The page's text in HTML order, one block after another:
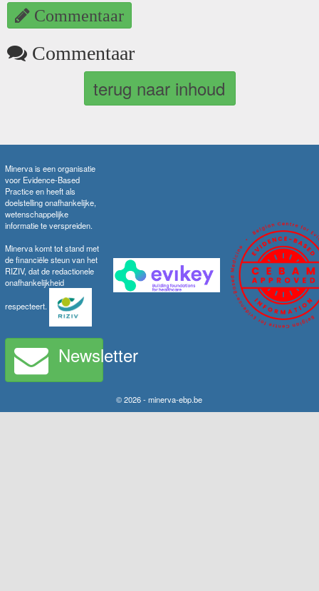
Commentaar
Commentaar
terug naar inhoud
Minerva is een organisatie
voor Evidence-Based
Practice en heeft als
doelstelling onafhankelijke,
wetenschappelijke
informatie te verspreiden.
Minerva komt tot stand met
de financiële steun van het
RIZIV, dat de redactionele
onafhankelijkheid
respecteert.
Newsletter
© 2026 - minerva-ebp.be